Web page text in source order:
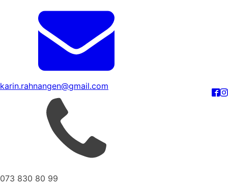
karin.rahnangen@gmail.com
073 830 80 99